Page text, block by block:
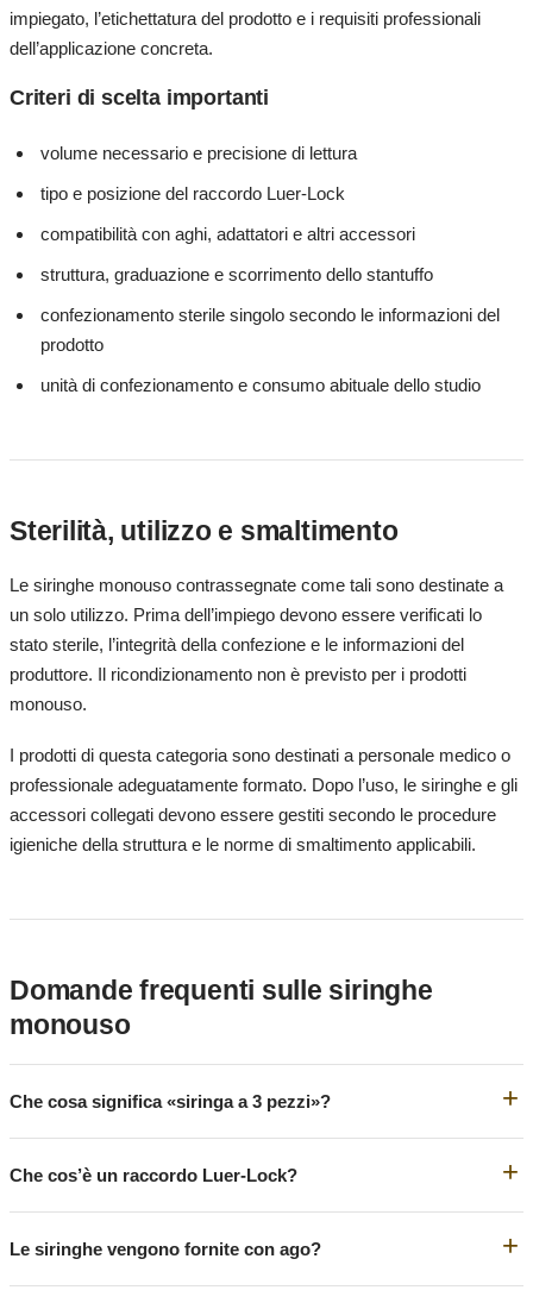
impiegato, l’etichettatura del prodotto e i requisiti professionali
dell’applicazione concreta.
Criteri di scelta importanti
volume necessario e precisione di lettura
tipo e posizione del raccordo Luer-Lock
compatibilità con aghi, adattatori e altri accessori
struttura, graduazione e scorrimento dello stantuffo
confezionamento sterile singolo secondo le informazioni del
prodotto
unità di confezionamento e consumo abituale dello studio
Sterilità, utilizzo e smaltimento
Le siringhe monouso contrassegnate come tali sono destinate a
un solo utilizzo. Prima dell’impiego devono essere verificati lo
stato sterile, l’integrità della confezione e le informazioni del
produttore. Il ricondizionamento non è previsto per i prodotti
monouso.
I prodotti di questa categoria sono destinati a personale medico o
professionale adeguatamente formato. Dopo l’uso, le siringhe e gli
accessori collegati devono essere gestiti secondo le procedure
igieniche della struttura e le norme di smaltimento applicabili.
Domande frequenti sulle siringhe
monouso
Che cosa significa «siringa a 3 pezzi»?
Che cos’è un raccordo Luer-Lock?
Le siringhe vengono fornite con ago?